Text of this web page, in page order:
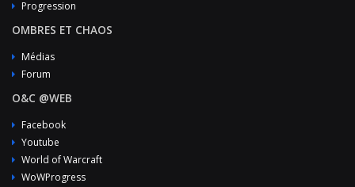
Progression
OMBRES ET CHAOS
Médias
Forum
O&C @WEB
Facebook
Youtube
World of Warcraft
WoWProgress